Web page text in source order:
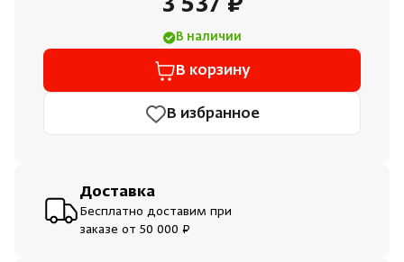
Душевые поддоны и системы слива
Инфракрасные сауны
Пародушевые
В наличии
В корзину
В избранное
Доставка
Бесплатно доставим при
заказе от 50 000 ₽